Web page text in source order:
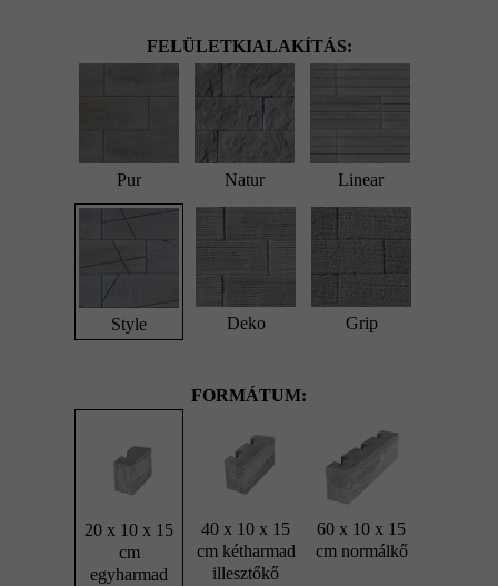
FELÜLETKIALAKÍTÁS:
Pur Natur Linear
Style Deko Grip
FORMÁTUM:
20 x 10 x 15
cm
egyharmad
40 x 10 x 15
cm kétharmad
illesztőkő
60 x 10 x 15
cm normálkő